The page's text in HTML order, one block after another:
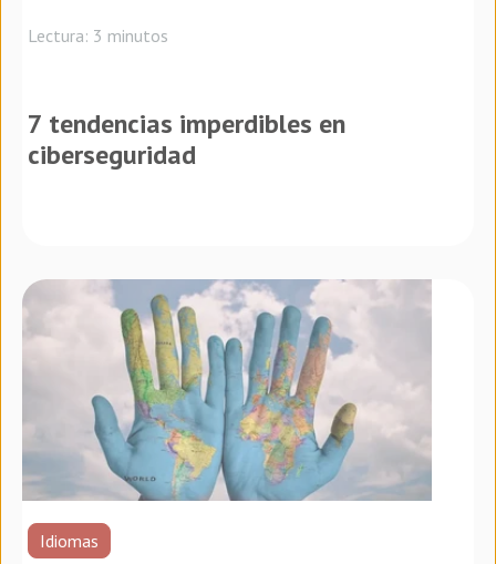
Lectura: 3 minutos
7 tendencias imperdibles en
ciberseguridad
Idiomas